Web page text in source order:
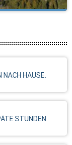
NACH HAUSE.
STUNDEN.